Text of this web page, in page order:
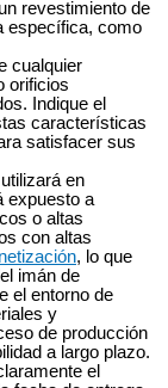
revestimiento de
específica, como
cualquier
orificios
Indique el
características
satisfacer sus
en
expuesto a
o altas
con altas
, lo que
imán de
el entorno de
y
de producción
a largo plazo.
el